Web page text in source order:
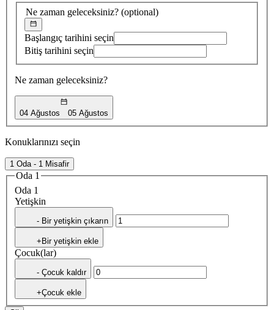
Ne zaman geleceksiniz? (optional)
Başlangıç tarihini seçin
Bitiş tarihini seçin
Ne zaman geleceksiniz?
04 Ağustos 05 Ağustos
Konuklarınızı seçin
1 Oda - 1 Misafir
Oda 1
Oda 1
Yetişkin
- Bir yetişkin çıkarın
+Bir yetişkin ekle
Çocuk(lar)
- Çocuk kaldır
+Çocuk ekle